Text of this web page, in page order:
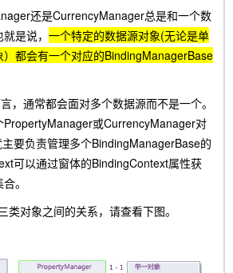
还是CurrencyManager总是和一个数
是说， 一个特定的数据源对象(无论是单
都会有一个对应的BindingManagerBase
常都会面对多个数据源而不是一个。
PropertyManager或CurrencyManager对
要负责管理多个BindingManagerBase的
可以通过窗体的BindingContext属性获
。
对象之间的关系，请查看下图。